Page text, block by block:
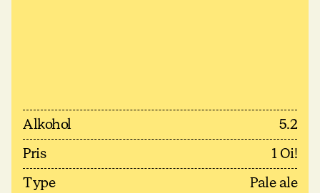
Alkohol
5.2
Pris
1 Oi!
Type
Pale ale